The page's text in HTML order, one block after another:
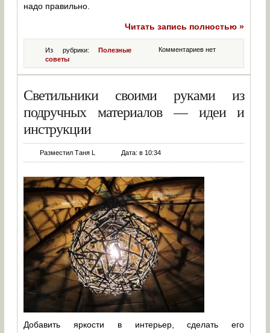
надо правильно.
Читать запись полностью »
Комментариев нет
Из рубрики:Полезные
советы
Светильники своими руками из
подручных материалов — идеи и
инструкции
Разместил Таня L Дата: в 10:34
Добавить яркости в интерьер, сделать его